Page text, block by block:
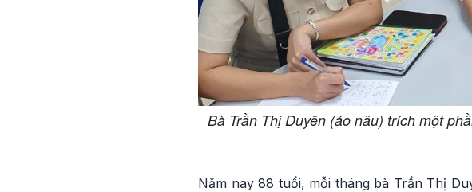
Bà Trần Thị Duyên (áo nâu) trích một
Năm nay 88 tuổi, mỗi tháng bà Trần Thị